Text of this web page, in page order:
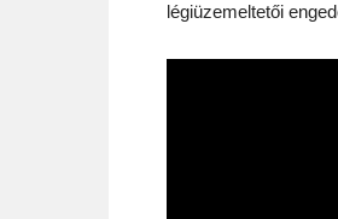
légiüzemeltetői